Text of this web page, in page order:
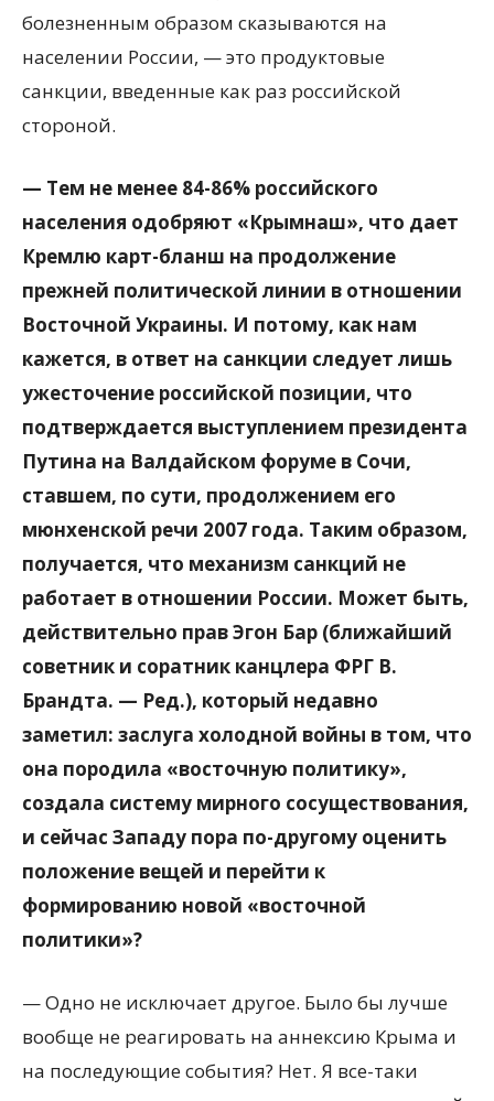
болезненным образом сказываются на
населении России, — это продуктовые
санкции, введенные как раз российской
стороной.
— Тем не менее 84-86% российского
населения одобряют «Крымнаш», что дает
Кремлю карт-бланш на продолжение
прежней политической линии в отношении
Восточной Украины. И потому, как нам
кажется, в ответ на санкции следует лишь
ужесточение российской позиции, что
подтверждается выступлением президента
Путина на Валдайском форуме в Сочи,
ставшем, по сути, продолжением его
мюнхенской речи 2007 года. Таким образом,
получается, что механизм санкций не
работает в отношении России. Может быть,
действительно прав Эгон Бар (ближайший
советник и соратник канцлера ФРГ В.
Брандта. — Ред.), который недавно
заметил: заслуга холодной войны в том, что
она породила «восточную политику»,
создала систему мирного сосуществования,
и сейчас Западу пора по-другому оценить
положение вещей и перейти к
формированию новой «восточной
политики»?
— Одно не исключает другое. Было бы лучше
вообще не реагировать на аннексию Крыма и
на последующие события? Нет. Я все-таки